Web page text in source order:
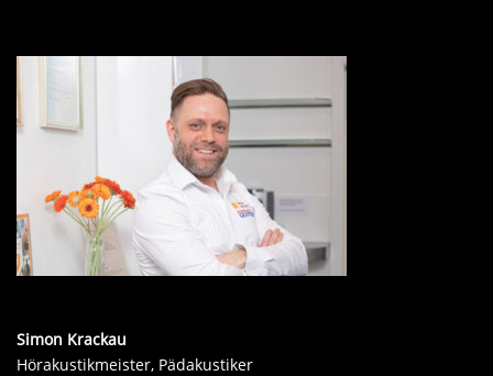
Simon Krackau
Hörakustikmeister, Pädakustiker